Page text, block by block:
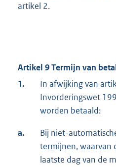
artikel 2.
Artikel 9 Termijn van
1.
In afwijking van
Invorderingswet
worden betaald:
a.
Bij niet-
termijnen, waarvan
laatste dag van de